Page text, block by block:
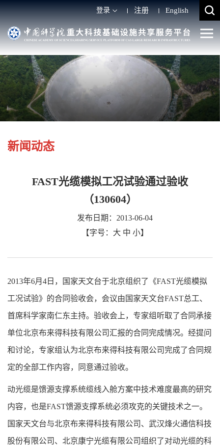
登录 注册 English
新闻动态
FAST光缆模拟工况试验通过验收
（130604）
发布日期：2013-06-04
【字号： 大 中 小】
2013年6月4日，国家天文台于北京组织了《FAST光缆模拟
工况试验》的合同验收会，会议由国家天文台FAST总工、
首席科学家南仁东主持。验收会上，专家组听取了合同承接
单位北京布来得科技有限公司汇报的合同完成情况。经提问
和讨论，专家组认为北京布来得科技有限公司完成了合同规
定的全部工作内容，同意通过验收。
动光缆是馈源支撑系统缆线入舱方案中技术难度最高的研究
内容，也是FAST馈源支撑系统必须攻克的关键技术之一。
国家天文台与北京布来得科技有限公司、武汉烽火通信科技
股份有限公司、北京康宁光缆有限公司组织了对动光缆的科